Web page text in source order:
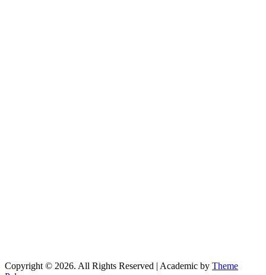
Copyright © 2026. All Rights Reserved | Academic by Theme